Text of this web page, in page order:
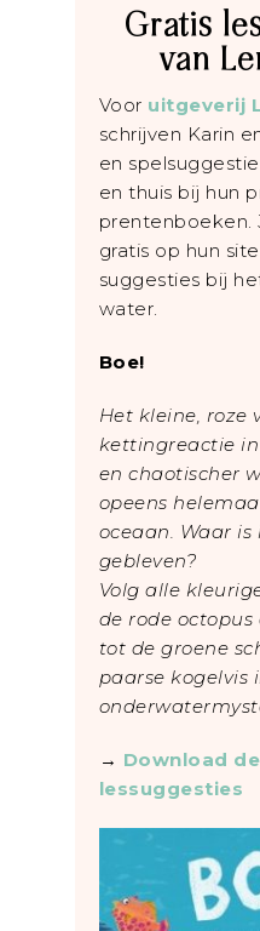
Gratis
van
Voor uitgeverij
schrijven Karin
en
en thuis bij hun
prentenboeken.
gratis op hun
suggesties bij
water.
Boe!
Het kleine, roze
kettingreactie
en chaotischer
opeens
oceaan. Waar is
gebleven?
Volg alle
de rode
tot de groene
paarse kogelvis
→ Download
lessuggesties